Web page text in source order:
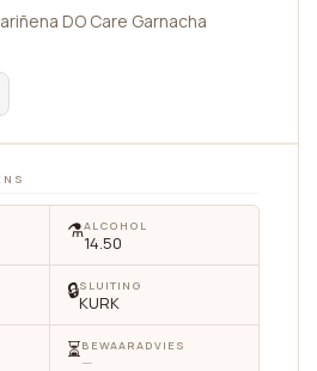
DO Care Garnacha
⚗️ALCOHOL
14.50
🔒SLUITING
KURK
⏳BEWAARADVIES
—